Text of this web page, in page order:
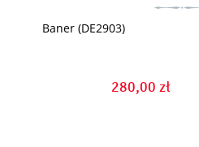
Baner (DE2903)
280,00 zł